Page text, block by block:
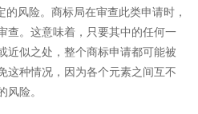
风险。商标局在审查此类申请时，
查。这意味着，只要其中的任何一
近似之处，整个商标申请都可能被
这种情况，因为各个元素之间互不
险。